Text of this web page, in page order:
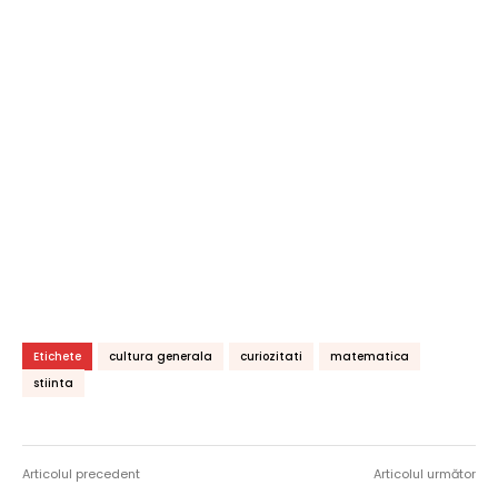
Etichete cultura generala curiozitati
matematica
stiinta
Articolul precedent Articolul următor